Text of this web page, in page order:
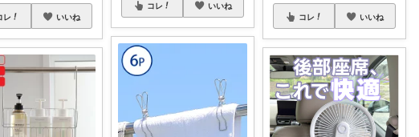
レ いいね
コレ いいね
コレ いいね